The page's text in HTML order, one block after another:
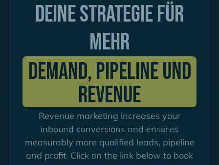
Deine Strategie für
mehr
Demand, Pipeline und
Revenue
Revenue marketing increases your
inbound conversions and ensures
measurably more qualified leads, pipeline
and profit. Click on the link below to book